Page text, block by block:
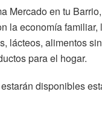
Mercado en tu
la economía
lácteos, alimentos
para el hogar.
disponibles